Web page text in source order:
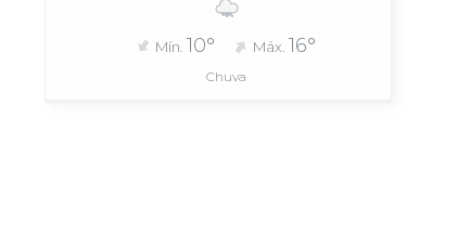
Mín. 10° Máx. 16°
Chuva